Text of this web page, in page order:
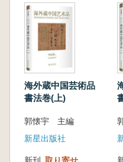
等代表各个时代的经
透过这些作品,读者
各个历史时期独特
底蕴和多样的审美风
本書は、プリンス
国立博物館など、世
蔵される中国古代書
海外蔵中国芸術品
書法巻(上)
郭懐宇 主編
新星出版社